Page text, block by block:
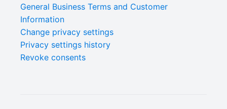
General Business Terms and Customer
Information
Change privacy settings
Privacy settings history
Revoke consents